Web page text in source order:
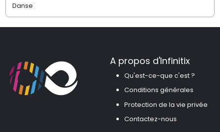
Danse
A propos d'Infinitix
Qu'est-ce-que c'est ?
Conditions générales
Protection de la vie privée
Contactez-nous